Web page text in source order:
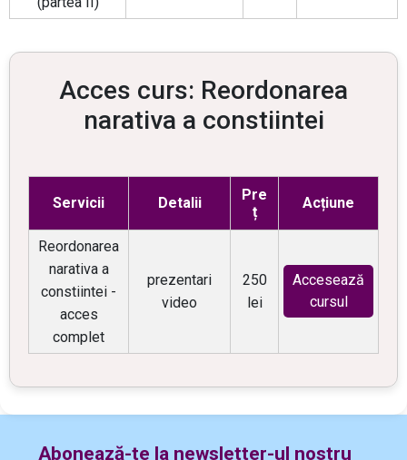
Acces curs: Reordonarea
narativa a constiintei
Servicii Detalii
Pre
ț
Acțiune
Reordonarea
narativa a
constiintei -
acces
complet
prezentari
video
250
lei
Accesează
cursul
Abonează-te la newsletter-ul nostru